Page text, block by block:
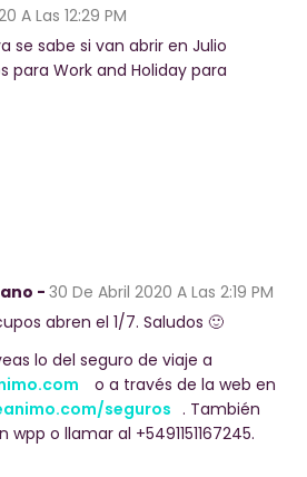
A Las 12:29 PM
se sabe si van abrir en Julio
para Work and Holiday para
- 30 De Abril 2020 A Las 2:19 PM
abren el 1/7. Saludos 🙂
lo del seguro de viaje a
o a través de la web en
seguros . También
o llamar al +5491151167245.